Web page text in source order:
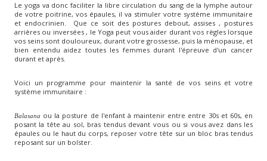
Le yoga va donc faciliter la libre circulation du sang de la lymphe autour
de votre poitrine, vos épaules, il va stimuler votre système immunitaire
et endocrinien. Que ce soit des postures debout, assises , postures
arrières ou inversées , le Yoga peut vous aider durant vos règles lorsque
vos seins sont douloureux, durant votre grossesse, puis la ménopause, et
bien entendu aidez toutes les femmes durant l'épreuve d'un cancer
durant et après.
Voici un programme pour maintenir la santé de vos seins et votre
système immunitaire :
Balasana ou la posture de l'enfant à maintenir entre entre 30s et 60s, en
posant la tête au sol, bras tendus devant vous ou si vous avez dans les
épaules ou le haut du corps, reposer votre tête sur un bloc bras tendus
reposant sur un bolster.